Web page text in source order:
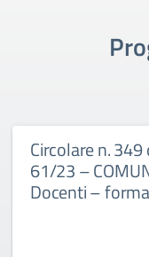
Circolare n.
61/23 –
Docenti –